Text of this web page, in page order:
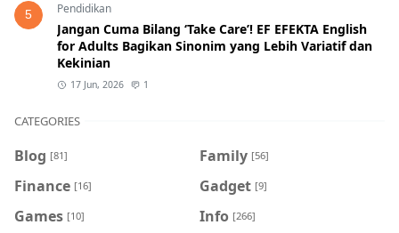
5 Pendidikan
Jangan Cuma Bilang ‘Take Care’! EF EFEKTA English
for Adults Bagikan Sinonim yang Lebih Variatif dan
Kekinian
17 Jun, 2026 1
CATEGORIES
Blog [81] Family [56]
Finance [16] Gadget [9]
Games [10] Info [266]